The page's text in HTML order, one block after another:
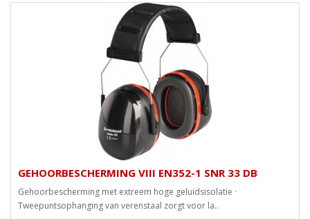
GEHOORBESCHERMING VIII EN352-1 SNR 33 DB
Gehoorbescherming met extreem hoge geluidsisolatie ·
Tweepuntsophanging van verenstaal zorgt voor la..